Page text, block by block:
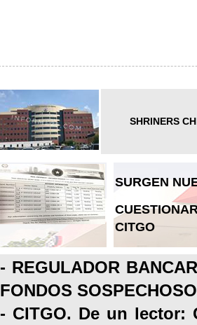
SHRINERS
SURGEN
CITGO
- REGULADOR
FONDOS
- CITGO. De un lector: